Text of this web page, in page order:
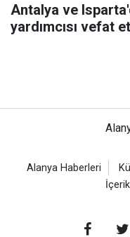
Antalya ve
yardımcısı vefat
Alanya Haberleri